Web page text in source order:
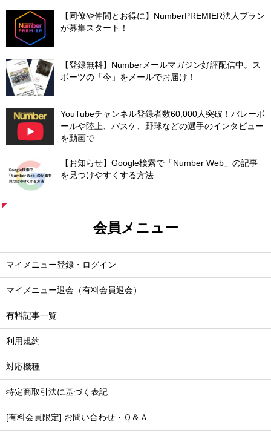
【同僚や仲間とお得に】NumberPREMIER法人プラン
が募集スタート！
【登録無料】Numberメールマガジン好評配信中。ス
ポーツの「今」をメールでお届け！
YouTubeチャンネル登録者数60,000人突破！バレーボ
ールや陸上、バスケ、野球などの選手のインタビュー
を動画で
【お知らせ】Google検索で「Number Web」の記事
を見つけやすくする方法
会員メニュー
マイメニュー登録・ログイン
マイメニュー退会（有料会員退会）
有料記事一覧
利用規約
対応機種
特定商取引法に基づく表記
[有料会員限定] お問い合わせ・Ｑ＆Ａ